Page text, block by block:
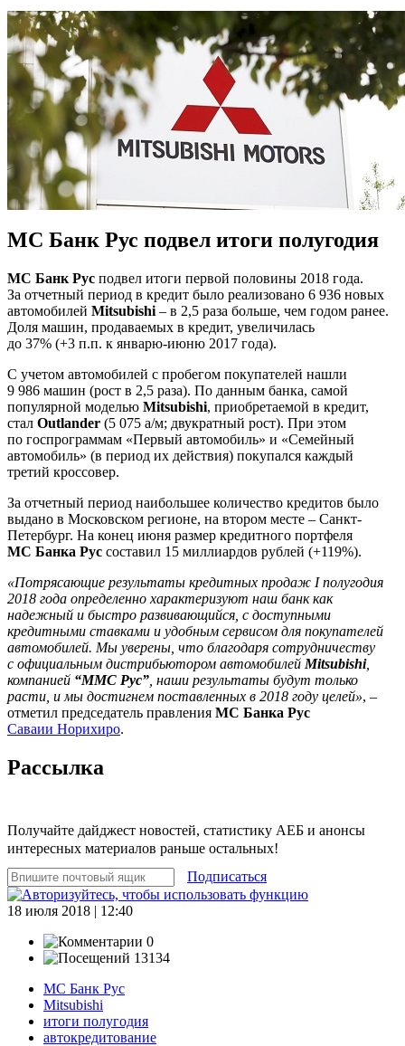
МС Банк Рус подвел итоги полугодия
МС Банк Рус подвел итоги первой половины 2018 года.
За отчетный период в кредит было реализовано 6 936 новых
автомобилей Mitsubishi – в 2,5 раза больше, чем годом ранее.
Доля машин, продаваемых в кредит, увеличилась
до 37% (+3 п.п. к январю-июню 2017 года).
С учетом автомобилей с пробегом покупателей нашли
9 986 машин (рост в 2,5 раза). По данным банка, самой
популярной моделью Mitsubishi, приобретаемой в кредит,
стал Outlander (5 075 а/м; двукратный рост). При этом
по госпрограммам «Первый автомобиль» и «Семейный
автомобиль» (в период их действия) покупался каждый
третий кроссовер.
За отчетный период наибольшее количество кредитов было
выдано в Московском регионе, на втором месте – Санкт-
Петербург. На конец июня размер кредитного портфеля
МС Банка Рус составил 15 миллиардов рублей (+119%).
«Потрясающие результаты кредитных продаж I полугодия
2018 года определенно характеризуют наш банк как
надежный и быстро развивающийся, с доступными
кредитными ставками и удобным сервисом для покупателей
автомобилей. Мы уверены, что благодаря сотрудничеству
с официальным дистрибьютором автомобилей Mitsubishi,
компанией “ММС Рус” , наши результаты будут только
расти, и мы достигнем поставленных в 2018 году целей», –
отметил председатель правления МС Банка Рус
Саваии Норихиро.
Рассылка
Получайте дайджест новостей, статистику АЕБ и анонсы
интересных материалов раньше остальных!
Подписаться
18 июля 2018 | 12:40
0
13134
МС Банк Рус
Mitsubishi
итоги полугодия
автокредитование